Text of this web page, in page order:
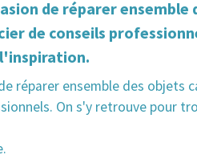
de réparer ensemble
de conseils
réparer ensemble des objets
On s'y retrouve pour